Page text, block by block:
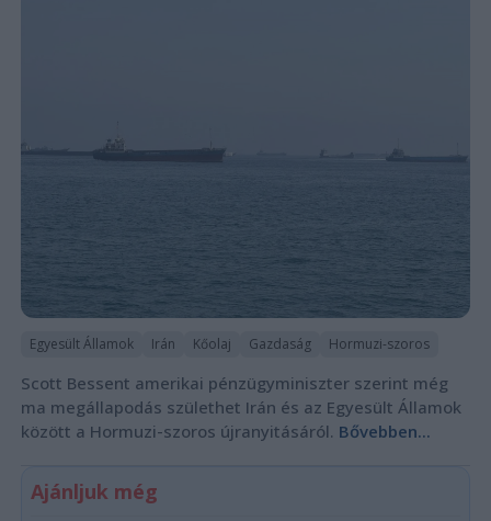
Egyesült Államok Irán Kőolaj Gazdaság Hormuzi-szoros
Scott Bessent amerikai pénzügyminiszter szerint még
ma megállapodás születhet Irán és az Egyesült Államok
között a Hormuzi-szoros újranyitásáról. Bővebben...
Ajánljuk még